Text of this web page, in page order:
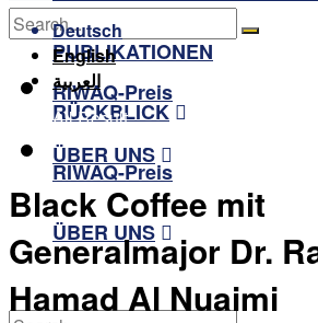
RÜCKBLICK
RIWAQ-Preis
ÜBER UNS
PUBLIKATIONEN
RÜCKBLICK
RIWAQ-Preis
ÜBER UNS
No Result
View All Result
Deutsch
English
العربية
Black Coffee mit
Generalmajor Dr.
Hamad Al Nuaimi